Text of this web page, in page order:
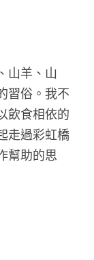
山羊、山
習俗。我不
飲食相依的
走過彩虹橋
幫助的思